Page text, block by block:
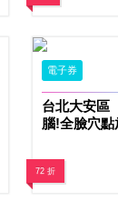
電子券
台北大安區
腦!全臉穴
72 折